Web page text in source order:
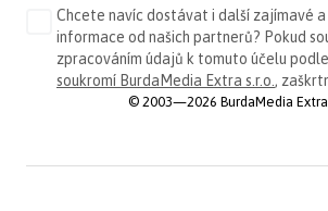
Chcete navíc dostávat i další zajímavé
informace od našich partnerů? Pokud
zpracováním údajů k tomuto účelu podle
soukromí BurdaMedia Extra s.r.o. ,
© 2003—2026 BurdaMedia Extra